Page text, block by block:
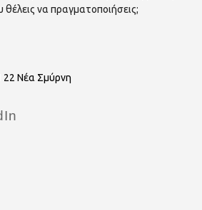
να πραγματοποιήσεις;
22 Νέα Σμύρνη